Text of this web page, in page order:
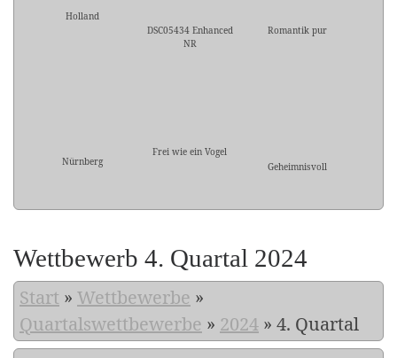
Holland
DSC05434 Enhanced
NR
Romantik pur
Nürnberg
Frei wie ein Vogel
Geheimnisvoll
Wettbewerb 4. Quartal 2024
Start » Wettbewerbe »
Quartalswettbewerbe » 2024 » 4. Quartal